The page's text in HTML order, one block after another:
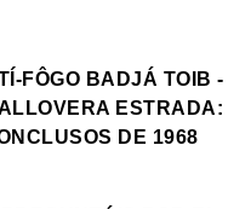
FÔGO BADJÁ TOIB -
ESTRADA:
DE 1968